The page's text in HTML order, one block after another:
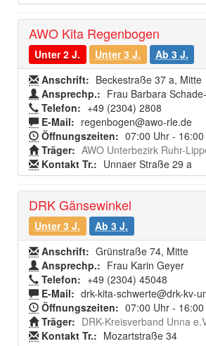
AWO Kita Regenbogen
Unter 2 J. Unter 3 J.
Ab 3 J.
Anschrift: Beckestraße 37 a, Mitte
Ansprechp.: Frau Barbara
Telefon: +49 (2304) 2808
E-Mail: regenbogen@awo-rle.de
Öffnungszeiten: 07:00 Uhr -
Träger: AWO Unterbezirk Ruhr-
Kontakt Tr.: Unnaer Straße 29 a
DRK Gänsewinkel
Unter 3 J.
Ab 3 J.
Anschrift: Grünstraße 74, Mitte
Ansprechp.: Frau Karin Geyer
Telefon: +49 (2304) 45048
E-Mail: drk-kita-schwerte@drk-kv-
Öffnungszeiten: 07:00 Uhr -
Träger: DRK-Kreisverband Unna
Kontakt Tr.: Mozartstraße 34